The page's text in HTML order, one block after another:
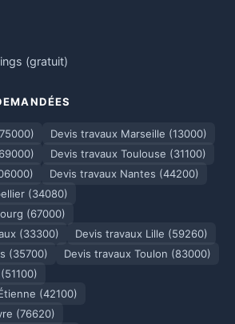
(gratuit)
Devis travaux Marseille (13000)
Devis travaux Toulouse (31100)
Devis travaux Nantes (44200)
(34080)
(67000)
(33300)
Devis travaux Lille (59260)
(35700)
Devis travaux Toulon (83000)
(42100)
(76620)